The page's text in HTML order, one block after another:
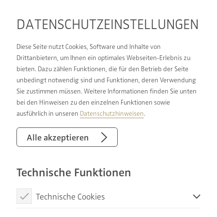
DATENSCHUTZ­EINSTELLUNGEN
Diese Seite nutzt Cookies, Software und Inhalte von
Drittanbietern, um Ihnen ein optimales Webseiten-Erlebnis zu
bieten. Dazu zählen Funktionen, die für den Betrieb der Seite
unbedingt notwendig sind und Funktionen, deren Verwendung
Sie zustimmen müssen. Weitere Informationen finden Sie unten
bei den Hinweisen zu den einzelnen Funktionen sowie
ausführlich in unseren Datenschutzhinweisen.
Alle akzeptieren
Technische Funktionen
Technische Cookies
DIE BADGESTALTER SIND
FÜR SIE DA:
UMFANGREICHE
BERATUNG VON A BIS Z
Damit Ihr neues Bad Ihren individuellen
beraten DIE BADGESTALTER Sie umfassend in allen